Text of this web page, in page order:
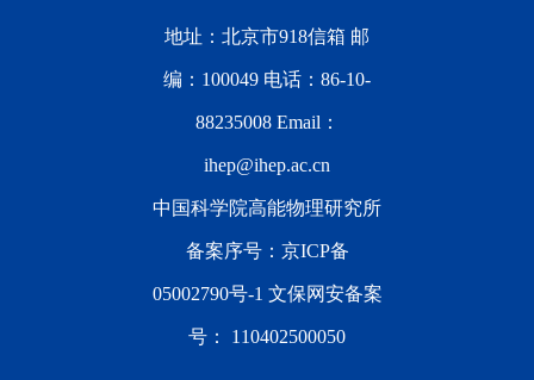
地址：北京市918信箱 邮
编：100049 电话：86-10-
88235008 Email：
ihep@ihep.ac.cn
中国科学院高能物理研究所
备案序号： 京ICP备
05002790号-1 文保网安备案
号： 110402500050